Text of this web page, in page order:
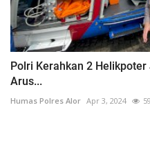
Polri Kerahkan 2
Arus...
Humas Polres Alor Apr 3, 2024